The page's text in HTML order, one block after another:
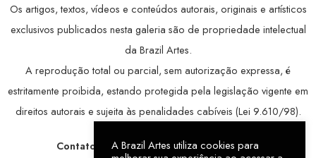
Os artigos, textos, vídeos e conteúdos autorais, originais e artísticos
exclusivos publicados nesta galeria são de propriedade intelectual
da Brazil Artes.
A reprodução total ou parcial, sem autorização expressa, é
estritamente proibida, estando protegida pela legislação vigente em
direitos autorais e sujeita às penalidades cabíveis (Lei 9.610/98).
Contatos: WhatsApp:79 9998-1221/ E-mail:
A Brazil Artes utiliza cookies para